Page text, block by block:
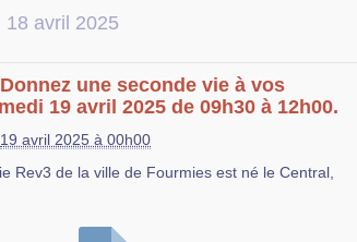
18 avril 2025
une seconde vie à vos
19 avril 2025 de 09h30 à 12h00.
19 avril 2025 à 00h00
Rev3 de la ville de Fourmies est né le Central,